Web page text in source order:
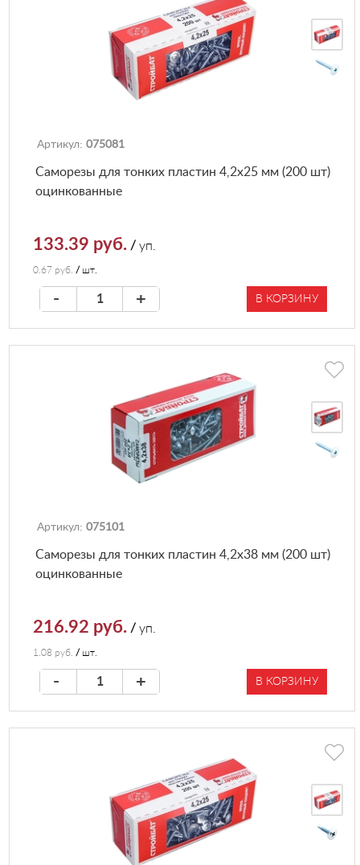
Артикул: 075081
Саморезы для тонких пластин 4,2х25 мм (200 шт)
оцинкованные
133.39 руб. /уп.
0.67 руб. / шт.
- + В КОРЗИНУ
Артикул: 075101
Саморезы для тонких пластин 4,2х38 мм (200 шт)
оцинкованные
216.92 руб. /уп.
1.08 руб. / шт.
- + В КОРЗИНУ